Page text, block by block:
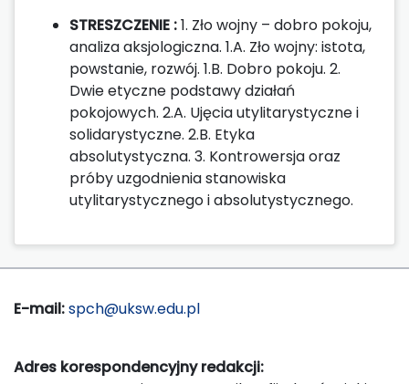
STRESZCZENIE :1. Zło wojny – dobro pokoju,
analiza aksjologiczna. 1.A. Zło wojny: istota,
powstanie, rozwój. 1.B. Dobro pokoju. 2.
Dwie etyczne podstawy działań
pokojowych. 2.A. Ujęcia utylitarystyczne i
solidarystyczne. 2.B. Etyka
absolutystyczna. 3. Kontrowersja oraz
próby uzgodnienia stanowiska
utylitarystycznego i absolutystycznego.
E-mail:spch@uksw.edu.pl
Adres korespondencyjny redakcji: